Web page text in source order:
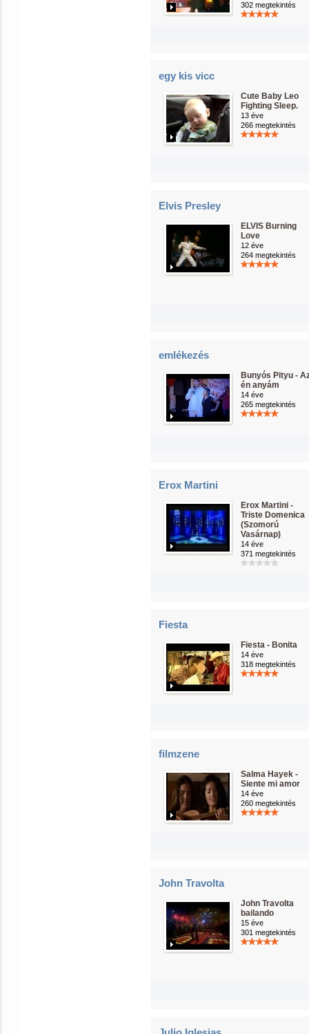
302 megtekintés
egy kis vicc
Cute Baby Leo
Fighting Sleep.
13 éve
266 megtekintés
Elvis Presley
ELVIS Burning
Love
12 éve
264 megtekintés
emlékezés
Bunyós Pityu -
én anyám
14 éve
265 megtekintés
Erox Martini
Erox Martini -
Triste Domenica
(Szomorú
Vasárnap)
14 éve
371 megtekintés
Fiesta
Fiesta - Bonita
14 éve
318 megtekintés
filmzene
Salma Hayek -
Siente mi amor
14 éve
260 megtekintés
John Travolta
John Travolta
bailando
15 éve
301 megtekintés